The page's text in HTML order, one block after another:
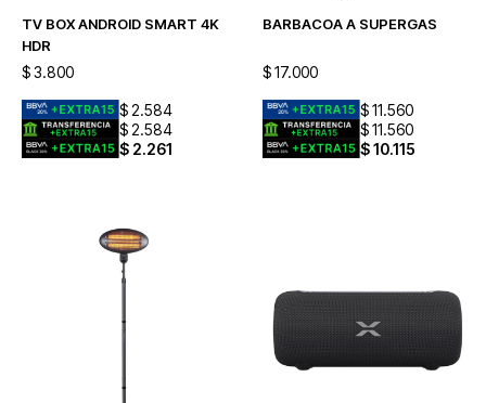
TV BOX ANDROID SMART 4K
HDR
$3.800
$ 2.584
$ 2.584
$ 2.261
BARBACOA A SUPERGAS
$ 17.000
$ 11.560
$ 11.560
$ 10.115